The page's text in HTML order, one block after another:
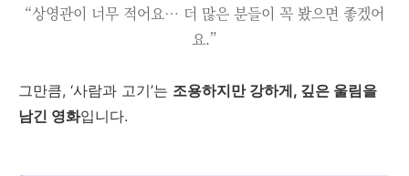
“상영관이 너무 적어요… 더 많은 분들이 꼭 봤으면 좋겠어
요.”
그만큼, ‘사람과 고기’는 조용하지만 강하게, 깊은 울림을
남긴 영화입니다.